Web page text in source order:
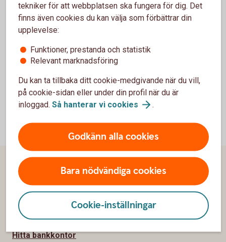
privatekonomi i sommar? Kika in vår serie
Sommarsnacket – där vi samlat råd, inspiration och
verktyg för dig som vill ha koll, även på semestern.
Till tipsen försommarekonomin
tekniker för att webbplatsen ska fungera för dig. Det
finns även cookies du kan välja som förbättrar din
upplevelse:
Funktioner, prestanda och statistik
Relevant marknadsföring
Du kan ta tillbaka ditt cookie-medgivande när du vill,
på cookie-sidan eller under din profil när du är
inloggad. Så hanterar vi cookies .
Godkänn alla cookies
Bara nödvändiga cookies
Cookie-inställningar
Sidfot
Hitta snabbt
Kundservice
Spärrhjälp
Hitta bankkontor